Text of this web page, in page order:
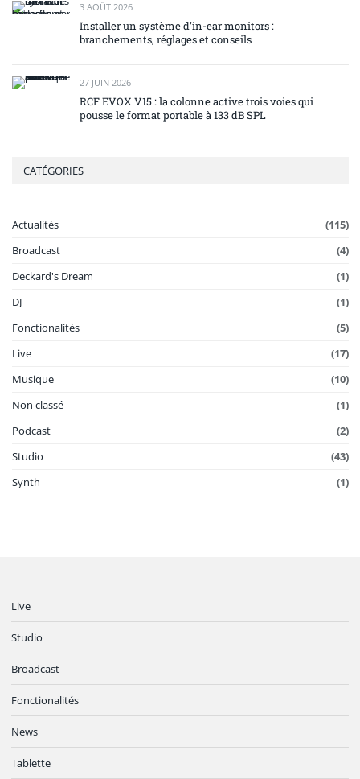
3 AOÛT 2026
Installer un système d’in-ear monitors :
branchements, réglages et conseils
27 JUIN 2026
RCF EVOX V15 : la colonne active trois voies qui
pousse le format portable à 133 dB SPL
CATÉGORIES
Actualités
(115)
Broadcast
(4)
Deckard's Dream
(1)
DJ
(1)
Fonctionalités
(5)
Live
(17)
Musique
(10)
Non classé
(1)
Podcast
(2)
Studio
(43)
Synth
(1)
Live
Studio
Broadcast
Fonctionalités
News
Tablette